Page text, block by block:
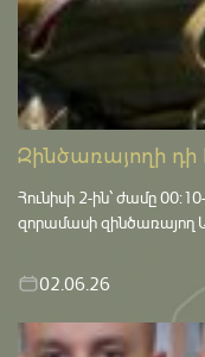
Զինծառայողի դի
Հունիսի 2-ին՝ ժամը
զորամասի զինծառայող
02.06.26